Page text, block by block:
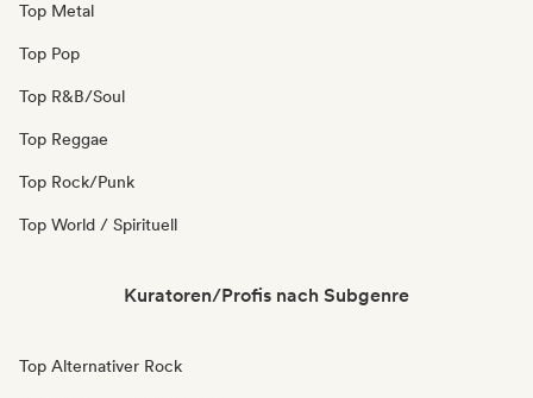
Top Metal
Top Pop
Top R&B/Soul
Top Reggae
Top Rock/Punk
Top World / Spirituell
Kuratoren/Profis nach Subgenre
Top Alternativer Rock